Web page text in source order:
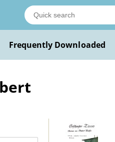
Frequently Downloaded